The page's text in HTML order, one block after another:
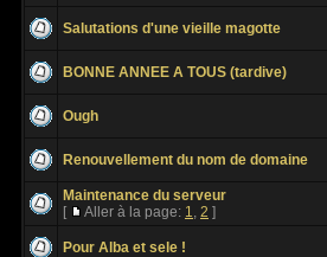
Salutations d'une vieille magotte
BONNE ANNEE A TOUS (tardive)
Ough
Renouvellement du nom de domaine
Maintenance du serveur
[
Aller à la page: 1, 2 ]
Pour Alba et sele !